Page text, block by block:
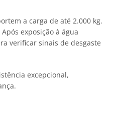
a carga de até 2.000 kg.
exposição à água
verificar sinais de desgaste
excepcional,